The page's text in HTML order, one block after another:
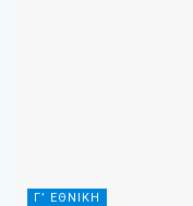
Γ’ ΕΘΝΙΚΉ